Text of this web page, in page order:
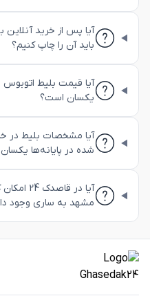
آیا پس از خرید
باید آن را چاپ کنیم؟
آیا قیمت بلیط اتوبوس
یکسان است؟
آیا مشخصات بلیط در
شده در پایانه‌ها
آیا در
مشهد به ساری وجود